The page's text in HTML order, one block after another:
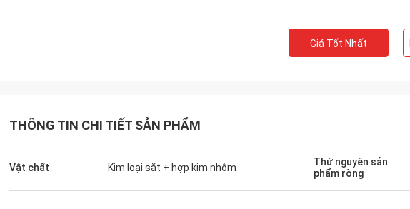
chất lượng tuyệt vời .. dịch vụ tuyệt vời ...
Giá Tốt Nhất
THÔNG TIN CHI TIẾT SẢN PHẨM
Vật chất Kim loại sắt + hợp kim nhôm
Thứ nguyên sản
phẩm ròng